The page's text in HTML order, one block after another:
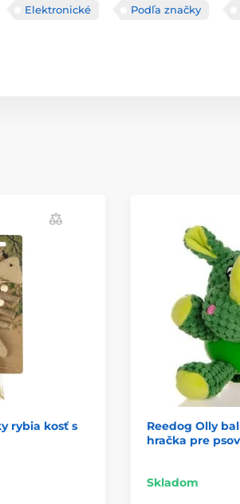
Elektronické Podľa značky
rybia kosť s
Reedog Olly
hračka pre
Skladom